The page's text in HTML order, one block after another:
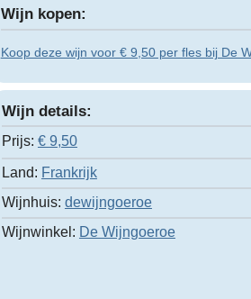
Wijn kopen:
Koop deze wijn voor € 9,50 per fles bij De
Wijn details:
Prijs: € 9,50
Land: Frankrijk
Wijnhuis: dewijngoeroe
Wijnwinkel: De Wijngoeroe